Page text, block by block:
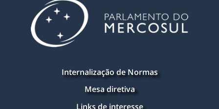
Internalização de Normas
Mesa diretiva
Links de interesse